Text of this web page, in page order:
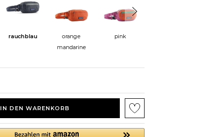
rauchblau
orange
mandarine
pink
IN DEN WARENKORB